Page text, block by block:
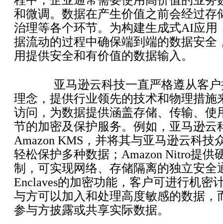
和微调。数据在产生价值之前会经过存
治理等各个环节。为构建生成式AI应用
据流动的过程中确保端到端的数据安全
用提供安全和有价值的数据输入。
亚马逊云科技一直严格遵从客户
理念，提供行业领先的技术和物理措施
访问，为数据提供涵盖存储、传输、使
节的加密及保护服务。例如，亚马逊云
Amazon KMS，并将其与亚马逊云科技
轻松保护多种数据；Amazon Nitro提供
制，可实现网络、存储隔离的独立安全
Enclaves的加密功能，客户可进行机密
与方可以加入和处理高度敏感的数据，
参与方披露或共享实际数据。